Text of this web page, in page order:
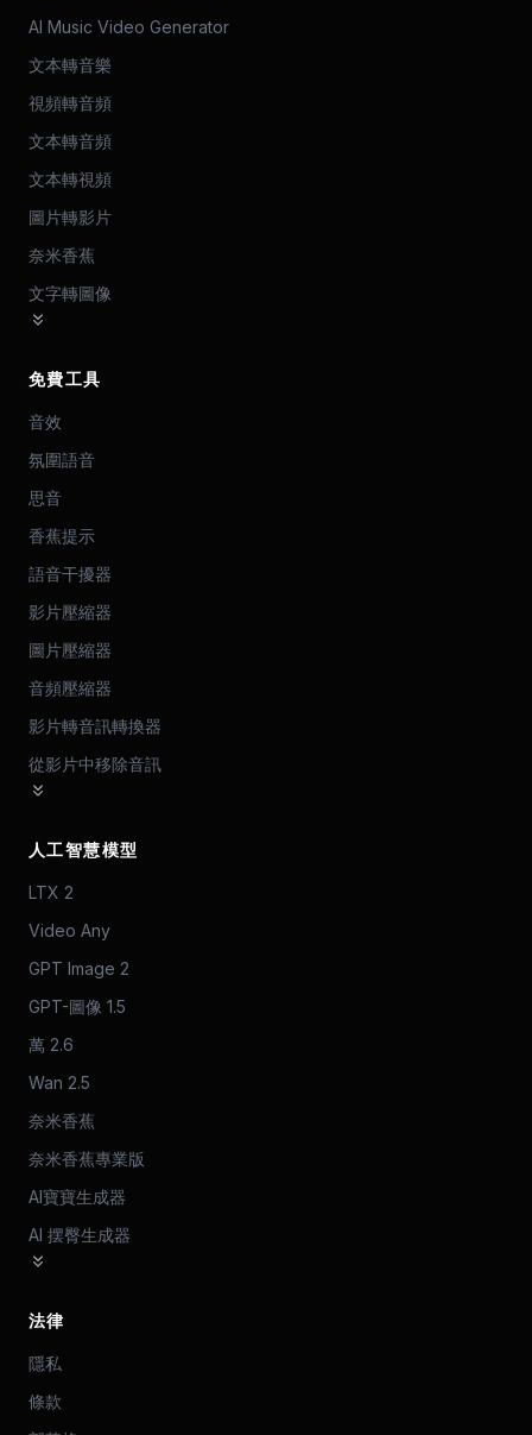
AI Music Video Generator
文本轉音樂
視頻轉音頻
文本轉音頻
文本轉視頻
圖片轉影片
奈米香蕉
文字轉圖像
免費工具
音效
氛圍語音
思音
香蕉提示
語音干擾器
影片壓縮器
圖片壓縮器
音頻壓縮器
影片轉音訊轉換器
從影片中移除音訊
人工智慧模型
LTX 2
Video Any
GPT Image 2
GPT-圖像 1.5
萬 2.6
Wan 2.5
奈米香蕉
奈米香蕉專業版
AI寶寶生成器
AI 摆臀生成器
法律
隱私
條款